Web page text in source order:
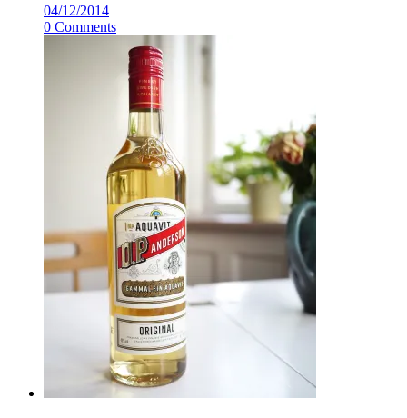
04/12/2014
0 Comments